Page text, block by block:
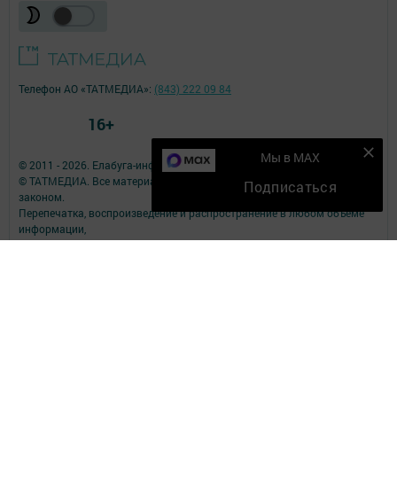
Мы в MAX
Подписаться
© 2011 - 2026. Елабуга-информ. Все права защищены.
© ТАТМЕДИА. Все материалы, размещенные на сайте, защищены
законом.
Перепечатка, воспроизведение и распространение в любом объеме
информации,
размещенной на сайте, возможна только с письменного согласия
Телефон АО «ТАТМЕДИА»: (843) 222 09 84
16+